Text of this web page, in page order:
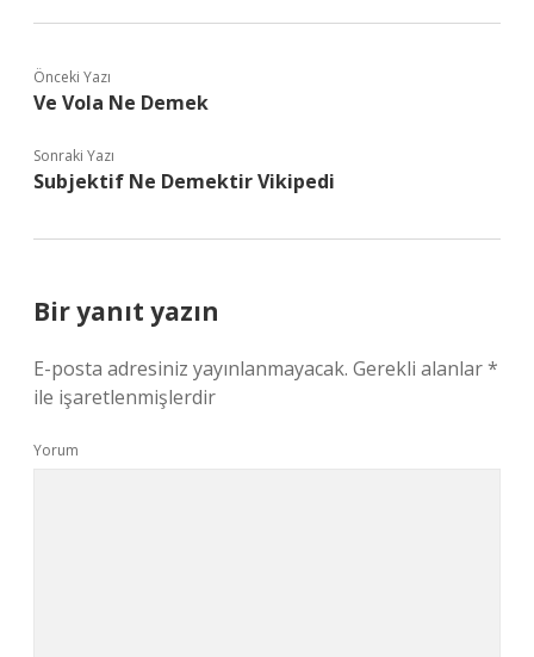
Önceki Yazı
Ve Vola Ne Demek
Sonraki Yazı
Subjektif Ne Demektir Vikipedi
Bir yanıt yazın
E-posta adresiniz yayınlanmayacak. Gerekli alanlar*
ile işaretlenmişlerdir
Yorum